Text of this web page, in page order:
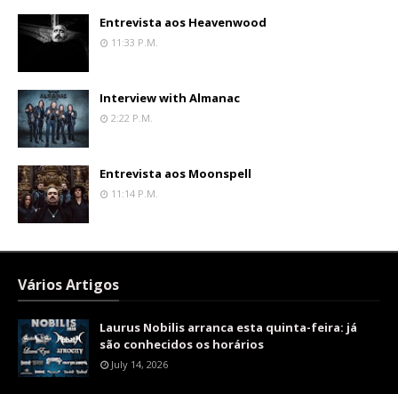
Entrevista aos Heavenwood
11:33 P.m.
Interview with Almanac
2:22 P.m.
Entrevista aos Moonspell
11:14 P.m.
Vários Artigos
Laurus Nobilis arranca esta quinta-feira: já
são conhecidos os horários
July 14, 2026